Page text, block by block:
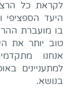
לקראת כל
היעד הספציפי
בו מועברת
טוב יותר את
אנחנו
למתעניינים
בנושא.